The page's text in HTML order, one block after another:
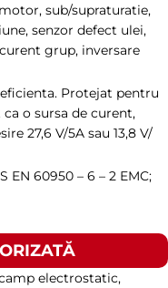
sub/supraturatie,
senzor defect ulei,
grup, inversare
Protejat pentru
o sursa de curent,
27,6 V/5A sau 13,8 V/
EN 60950 – 6 – 2 EMC;
electrostatic,